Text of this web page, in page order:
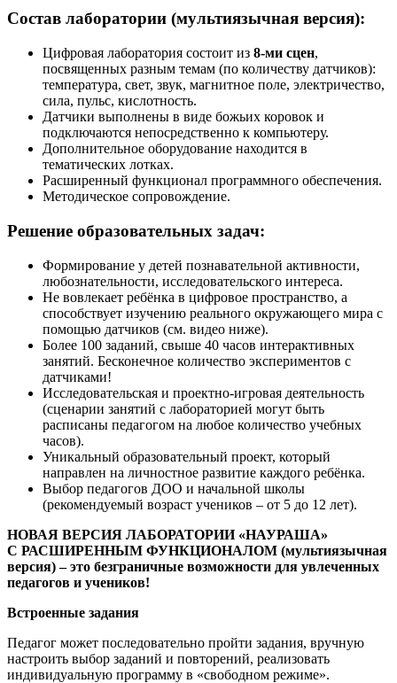
Состав лаборатории (мультиязычная версия):
Цифровая лаборатория состоит из 8-ми сцен,
посвященных разным темам (по количеству датчиков):
температура, свет, звук, магнитное поле, электричество,
сила, пульс, кислотность.
Датчики выполнены в виде божьих коровок и
подключаются непосредственно к компьютеру.
Дополнительное оборудование находится в
тематических лотках.
Расширенный функционал программного обеспечения.
Методическое сопровождение.
Решение образовательных задач:
Формирование у детей познавательной активности,
любознательности, исследовательского интереса.
Не вовлекает ребёнка в цифровое пространство, а
способствует изучению реального окружающего мира с
помощью датчиков (см. видео ниже).
Более 100 заданий, свыше 40 часов интерактивных
занятий. Бесконечное количество экспериментов с
датчиками!
Исследовательская и проектно-игровая деятельность
(сценарии занятий с лабораторией могут быть
расписаны педагогом на любое количество учебных
часов).
Уникальный образовательный проект, который
направлен на личностное развитие каждого ребёнка.
Выбор педагогов ДОО и начальной школы
(рекомендуемый возраст учеников – от 5 до 12 лет).
НОВАЯ ВЕРСИЯ ЛАБОРАТОРИИ «НАУРАША»
С РАСШИРЕННЫМ ФУНКЦИОНАЛОМ (мультиязычная
версия) – это безграничные возможности для увлеченных
педагогов и учеников!
Встроенные задания
Педагог может последовательно пройти задания, вручную
настроить выбор заданий и повторений, реализовать
индивидуальную программу в «свободном режиме».